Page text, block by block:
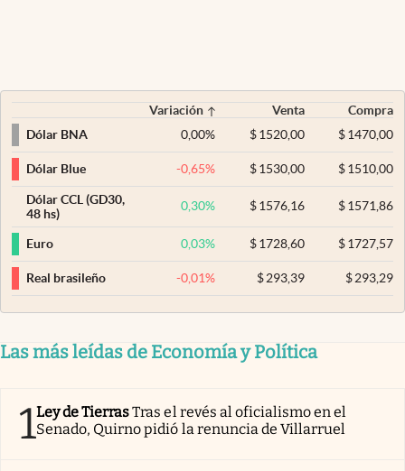
Variación Venta
Compra
Dólar BNA
0,00% $ 1520,00 $1470,00
Dólar Blue -0,65% $ 1530,00 $1510,00
Dólar CCL (GD30,
48 hs)
0,30% $ 1576,16 $1571,86
Euro 0,03% $ 1728,60 $1727,57
Real brasileño -0,01% $ 293,39 $293,29
Las más leídas de Economía y Política
1Ley de TierrasTras el revés al oficialismo en el
Senado, Quirno pidió la renuncia de Villarruel